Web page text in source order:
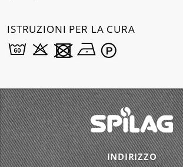
ISTRUZIONI PER LA CURA
INDIRIZZO